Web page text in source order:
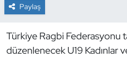
Paylaş
Türkiye Ragbi Federasyonu
düzenlenecek U19 Kadınlar
Dövüş Sanatı